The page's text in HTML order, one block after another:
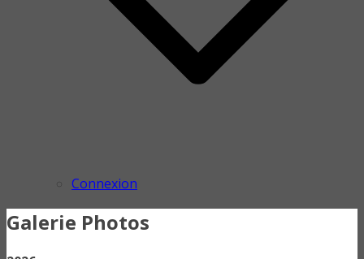
Connexion
Galerie Photos